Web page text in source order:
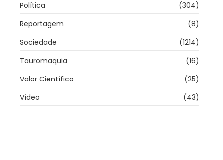
Política
(304)
Reportagem
(8)
Sociedade
(1214)
Tauromaquia
(16)
Valor Científico
(25)
Vídeo
(43)